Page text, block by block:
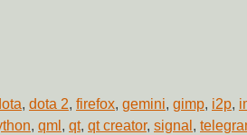
, dota 2, firefox, gemini, gimp, i2p,
, qml , qt, qt creator, signal ,